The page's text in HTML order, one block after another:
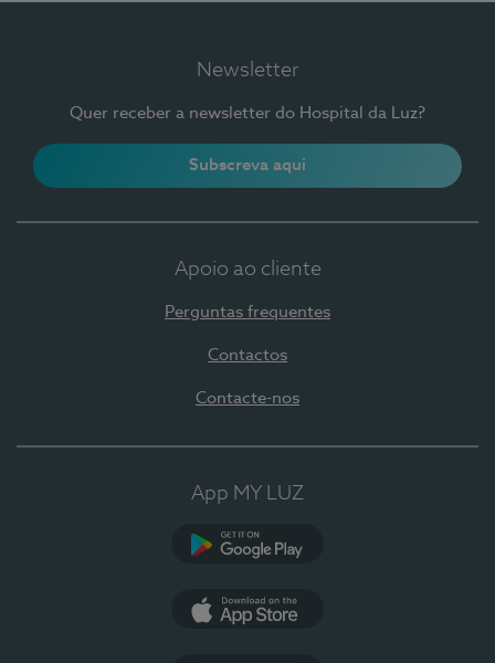
Newsletter
Quer receber a newsletter do Hospital da Luz?
Subscreva aqui
Apoio ao cliente
Perguntas frequentes
Contactos
Contacte-nos
App MY LUZ